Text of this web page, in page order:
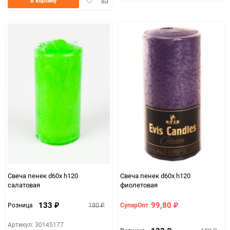
Свеча пенек d60х h120
салатовая
Розница 133 ₽ 180₽
Артикул: 30145177
Свеча пенек d60х h120
фиолетовая
СуперОпт 99,80 ₽